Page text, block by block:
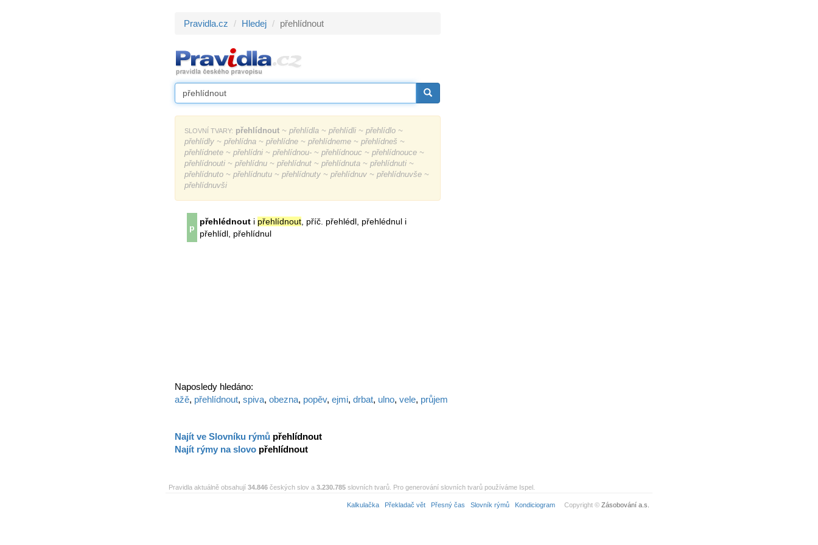
Pravidla.cz Hledej přehlídnout
SLOVNÍ TVARY: přehlídnout ~ přehlídla ~ přehlídli ~ přehlídlo ~
přehlídly ~ přehlídna ~ přehlídne ~ přehlídneme ~ přehlídneš ~
přehlídnete ~ přehlídni ~ přehlídnou- ~ přehlídnouc ~ přehlídnouce ~
přehlídnouti ~ přehlídnu ~ přehlídnut ~ přehlídnuta ~ přehlídnuti ~
přehlídnuto ~ přehlídnutu ~ přehlídnuty ~ přehlídnuv ~ přehlídnuvše ~
přehlídnuvši
p
přehlédnout i přehlídnout , příč. přehlédl, přehlédnul i
přehlídl, přehlídnul
Naposledy hledáno:
ažě, přehlídnout, spiva, obezna, popěv, ejmi, drbat, ulno, vele, průjem
Najít ve Slovníku rýmů přehlídnout
Najít rýmy na slovo přehlídnout
Pravidla aktuálně obsahují 34.846 českých slov a 3.230.785 slovních tvarů. Pro generování slovních tvarů používáme Ispel.
Kalkulačka Překladač vět Přesný čas Slovník rýmů Kondiciogram Copyright © Zásobování a.s.